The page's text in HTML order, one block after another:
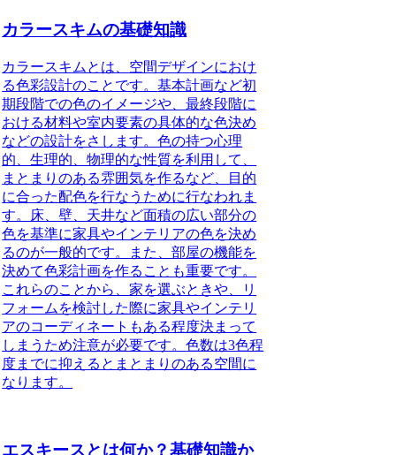
カラースキムの基礎知識
カラースキムとは、空間デザインにおけ
る色彩設計のことです。基本計画など初
期段階での色のイメージや、最終段階に
おける材料や室内要素の具体的な色決め
などの設計をさします。色の持つ心理
的、生理的、物理的な性質を利用して、
まとまりのある雰囲気を作るなど、目的
に合った配色を行なうために行なわれま
す。床、壁、天井など面積の広い部分の
色を基準に家具やインテリアの色を決め
るのが一般的です。また、部屋の機能を
決めて色彩計画を作ることも重要です。
これらのことから、家を選ぶときや、リ
フォームを検討した際に家具やインテリ
アのコーディネートもある程度決まって
しまうため注意が必要です。色数は3色程
度までに抑えるとまとまりのある空間に
なります。
エスキースとは何か？基礎知識か